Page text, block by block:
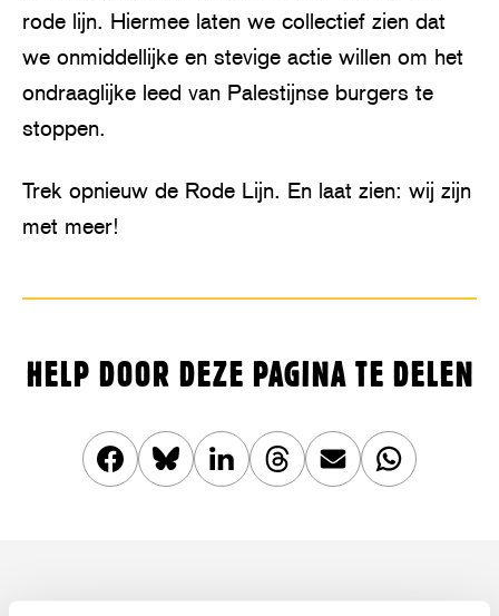
rode lijn. Hiermee laten we collectief zien dat
we onmiddellijke en stevige actie willen om het
ondraaglijke leed van Palestijnse burgers te
stoppen.
Trek opnieuw de Rode Lijn. En laat zien: wij zijn
met meer!
HELP DOOR DEZE PAGINA TE DELEN
Deel
ShareDeel
ShareDeel
Deel